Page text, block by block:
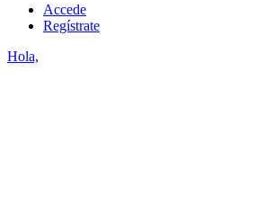
Accede
Regístrate
Hola,